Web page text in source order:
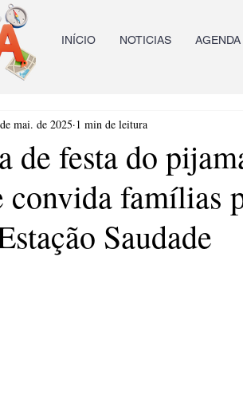
INÍCIO NOTICIAS
de festa do
convida famílias
Saudade
mai. de 2025 1 min de leitura